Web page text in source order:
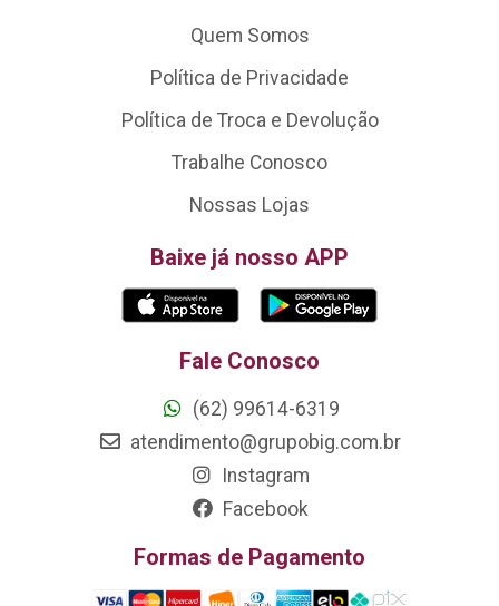
Quem Somos
Política de Privacidade
Política de Troca e Devolução
Trabalhe Conosco
Nossas Lojas
Baixe já nosso APP
Fale Conosco
(62) 99614-6319
atendimento@grupobig.com.br
Instagram
Facebook
Formas de Pagamento